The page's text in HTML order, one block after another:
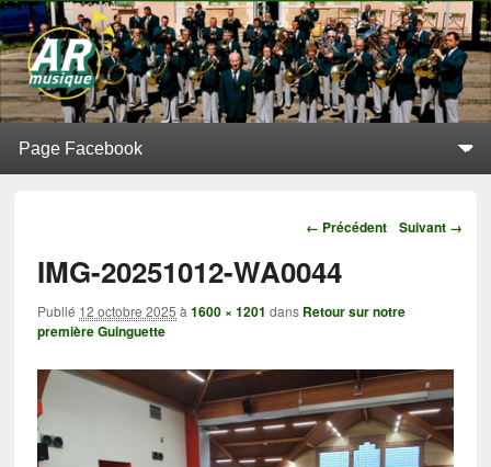
L'Alerte de Replonges
BATTERIE-FANFARE SITUÉE À REPLONGES (AIN)
Navigation
← Précédent Suivant →
IMG-20251012-WA0044
Publié 12 octobre 2025 à1600 × 1201 dans Retour sur notre
première Guinguette